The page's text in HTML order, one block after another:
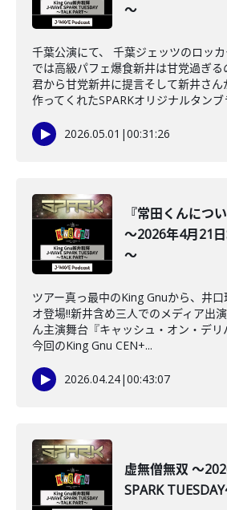
～
千葉公演にて、 千葉ジェッツのロッ
では高級パフェ爆食新井は甘党過ぎ
君から甘党新井に提言そして新井さ
作ってくれたSPARKオリジナルタンブ
2026.05.01 |00:31:26
『常田くんにつ
～2026年4月21
～
ツアー真っ最中のKing Gnuから、井
オ登場!!新井含め三人でのメディア出
ん主演舞台『キャッシュ・オン・デ
今回のKing Gnu CEN+...
2026.04.24|00:43:07
虚無僧無双 ～
SPARK